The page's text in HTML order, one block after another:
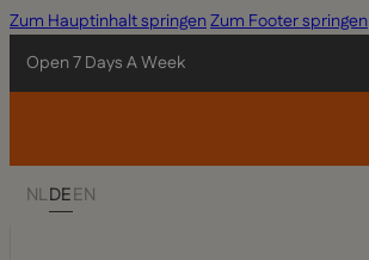
Zum Hauptinhalt springenZum Footer springen
Open 7 Days A Week
NLDEEN